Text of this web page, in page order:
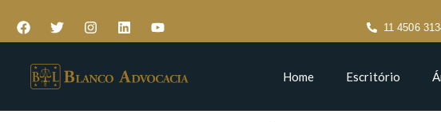
11 4506
Home Escritório